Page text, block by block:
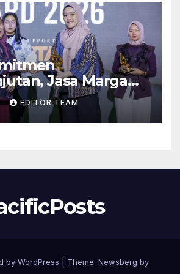
Jasa Marga
Gold pada 6th
Award 2026
EDITOR TEAM
by WordPress Theme: Newsberg by